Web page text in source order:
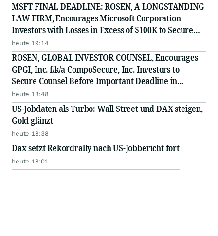
MSFT FINAL DEADLINE: ROSEN, A LONGSTANDING
LAW FIRM, Encourages Microsoft Corporation
Investors with Losses in Excess of $100K to Secure
Counsel Before Important August 11 Deadline in
Securities Class Action - MSFT
heute 19:14
ROSEN, GLOBAL INVESTOR COUNSEL, Encourages
GPGI, Inc. f/k/a CompoSecure, Inc. Investors to
Secure Counsel Before Important Deadline in
Securities Class Action - GPGI, CMPO
heute 18:48
US-Jobdaten als Turbo: Wall Street und DAX steigen,
Gold glänzt
heute 18:38
Dax setzt Rekordrally nach US-Jobbericht fort
heute 18:01